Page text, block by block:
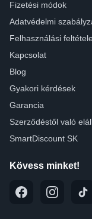
Fizetési módok
Adatvédelmi
Felhasználási
Kapcsolat
Blog
Gyakori kérdések
Garancia
Szerződéstől való
SmartDiscount SK
Kövess minket!